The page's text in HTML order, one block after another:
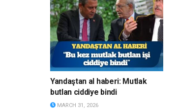
Yandaştan al haberi: Mutlak
butlan ciddiye bindi
MARCH 31, 2026